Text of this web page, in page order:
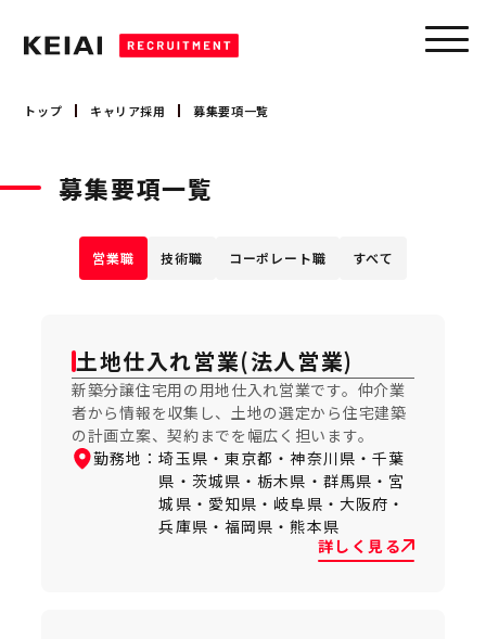
営業職
コーポレート職
募集要項
大卒 採用
会社概要
事業領域
トップメッセージ
数字で見るケイアイ
トップ キャリア採用 募集要項一覧
募集要項一覧
営業職 技術職 コーポレート職 すべて
土地仕入れ営業(法人営業)
新築分譲住宅用の用地仕入れ営業です。仲介業
者から情報を収集し、土地の選定から住宅建築
の計画立案、契約までを幅広く担います。
勤務地：埼玉県・東京都・神奈川県・千葉
県・茨城県・栃木県・群馬県・宮
城県・愛知県・岐阜県・大阪府・
兵庫県・福岡県・熊本県
詳しく見る